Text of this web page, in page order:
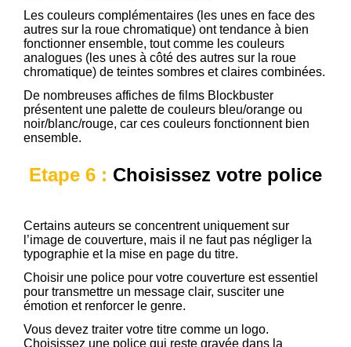
Les couleurs complémentaires (les unes en face des
autres sur la roue chromatique) ont tendance à bien
fonctionner ensemble, tout comme les couleurs
analogues (les unes à côté des autres sur la roue
chromatique) de teintes sombres et claires combinées.
De nombreuses affiches de films Blockbuster
présentent une palette de couleurs bleu/orange ou
noir/blanc/rouge, car ces couleurs fonctionnent bien
ensemble.
Etape 6 : Choisissez votre police
Certains auteurs se concentrent uniquement sur
l’image de couverture, mais il ne faut pas négliger la
typographie et la mise en page du titre.
Choisir une police pour votre couverture est essentiel
pour transmettre un message clair, susciter une
émotion et renforcer le genre.
Vous devez traiter votre titre comme un logo.
Choisissez une police qui reste gravée dans la